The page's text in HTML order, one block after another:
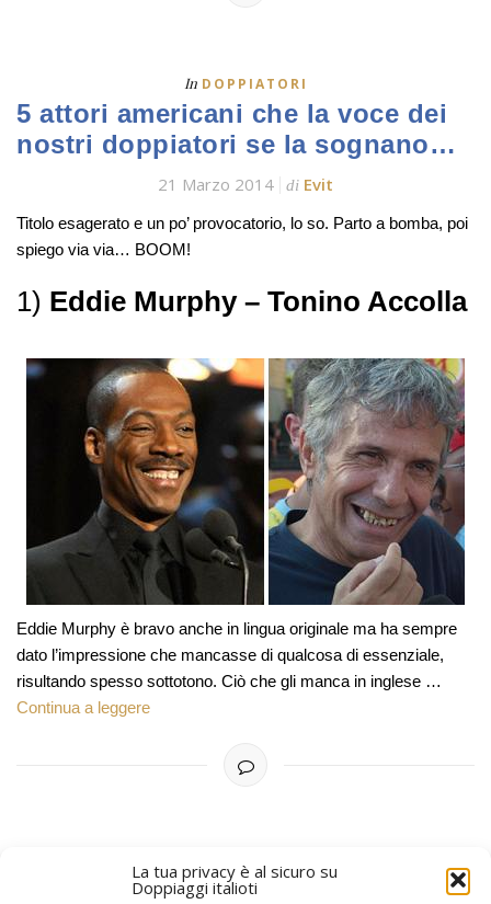
La tua privacy è al sicuro su
Doppiaggi italioti
In DOPPIATORI
5 attori americani che la voce dei
nostri doppiatori se la sognano…
21 Marzo 2014 di Evit
Titolo esagerato e un po’ provocatorio, lo so. Parto a bomba, poi
spiego via via… BOOM!
1) Eddie Murphy – Tonino Accolla
Eddie Murphy è bravo anche in lingua originale ma ha sempre
dato l’impressione che mancasse di qualcosa di essenziale,
risultando spesso sottotono. Ciò che gli manca in inglese …
Continua a leggere
ARTICOLI PIÙ VECCHI